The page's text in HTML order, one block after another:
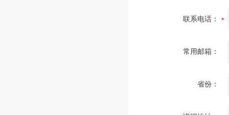
联系电话：
常用邮箱：
省份：